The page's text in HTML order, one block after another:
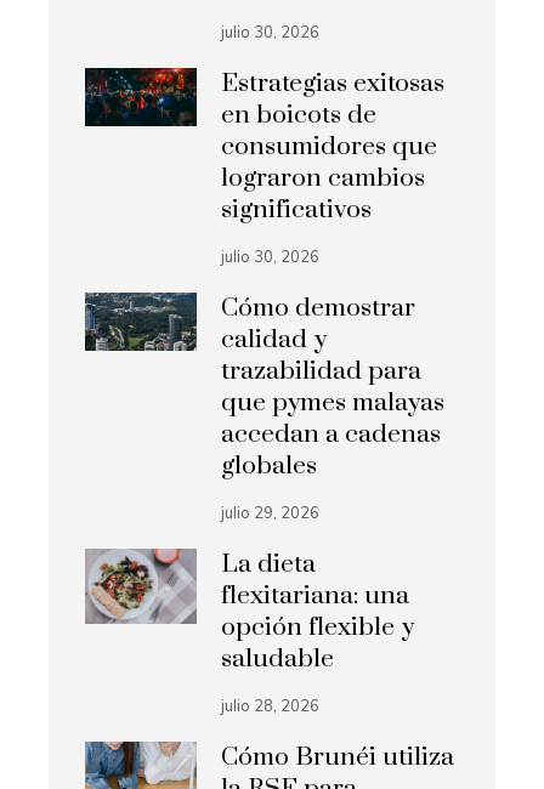
julio 30, 2026
Estrategias exitosas
en boicots de
consumidores que
lograron cambios
significativos
julio 30, 2026
Cómo demostrar
calidad y
trazabilidad para
que pymes malayas
accedan a cadenas
globales
julio 29, 2026
La dieta
flexitariana: una
opción flexible y
saludable
julio 28, 2026
Cómo Brunéi utiliza